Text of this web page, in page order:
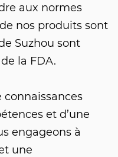
aux normes
de nos produits sont
Suzhou sont
la FDA.
connaissances
et d’une
engageons à
une